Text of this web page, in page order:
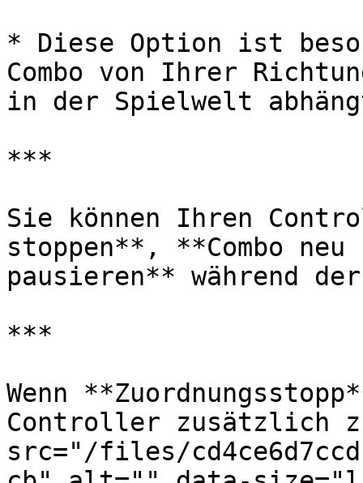
* Diese Option ist
Combo von Ihrer
in der Spielwelt
***
Sie können Ihren
stoppen**, **Combo
pausieren** während
***
Wenn
Controller zusätzlich
src="/files/